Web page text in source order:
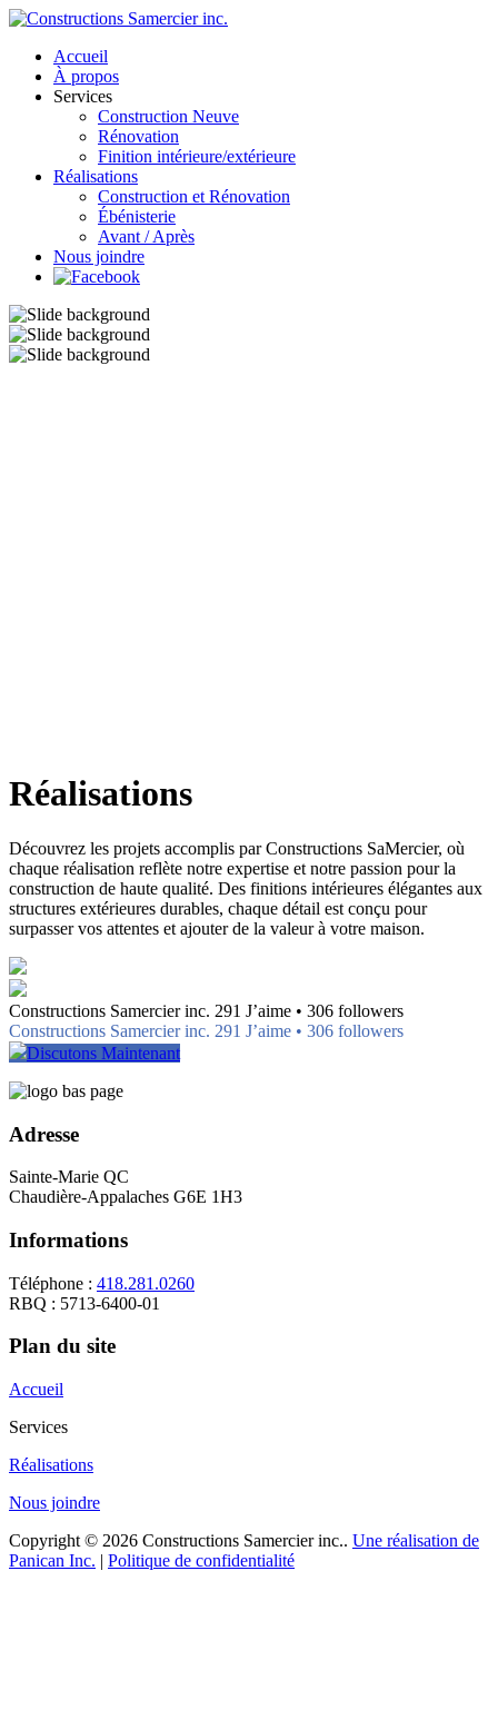
Accueil
À propos
Services
Construction Neuve
Rénovation
Finition intérieure/extérieure
Réalisations
Construction et Rénovation
Ébénisterie
Avant / Après
Nous joindre
Réalisations
Découvrez les projets accomplis par Constructions SaMercier, où
chaque réalisation reflète notre expertise et notre passion pour la
construction de haute qualité. Des finitions intérieures élégantes aux
structures extérieures durables, chaque détail est conçu pour
surpasser vos attentes et ajouter de la valeur à votre maison.
Constructions Samercier inc. 291 J’aime • 306 followers
Constructions Samercier inc. 291 J’aime • 306 followers
Discutons Maintenant
Adresse
Sainte-Marie QC
Chaudière-Appalaches G6E 1H3
Informations
Téléphone : 418.281.0260
RBQ : 5713-6400-01
Plan du site
Accueil
Services
Réalisations
Nous joindre
Copyright © 2026 Constructions Samercier inc.. Une réalisation de
Panican Inc. | Politique de confidentialité